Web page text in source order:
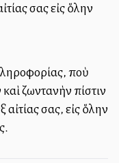
σας εἰς ὅλην
ποὺ
ζωντανὴν πίστιν
σας, εἰς ὅλην